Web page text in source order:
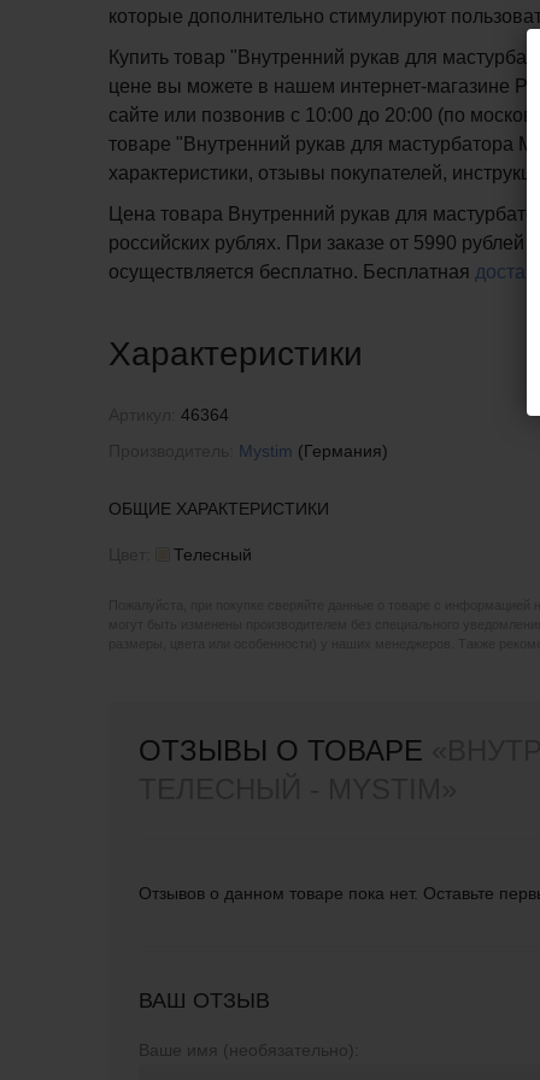
которые дополнительно стимулируют
Купить товар "Внутренний рукав для
цене вы можете в нашем интернет-магазине
сайте или позвонив с 10:00 до 20:00 (по
товаре "Внутренний рукав для мастурбатора
характеристики, отзывы покупателей,
Цена товара Внутренний рукав для
российских рублях. При заказе от 5990 рублей
осуществляется бесплатно. Бесплатная
Характеристики
46364
Mystim (Германия)
ОБЩИЕ ХАРАКТЕРИСТИКИ
Телесный
ОТЗЫВЫ О ТОВАРЕ
Отзывов о данном товаре пока нет. Оставьте
ВАШ ОТЗЫВ
Ваше имя (необязательно):